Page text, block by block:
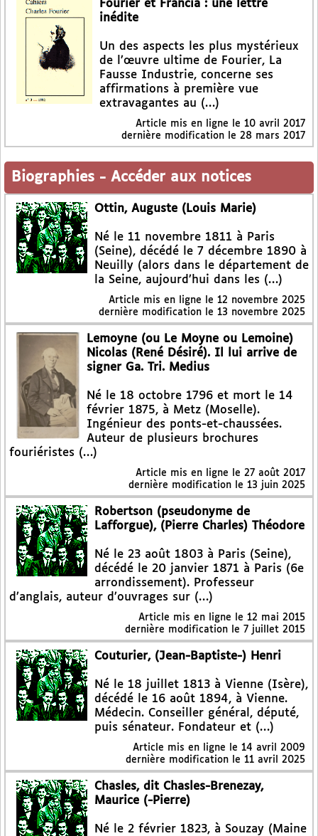
Fourier et Francia : une lettre
inédite
Un des aspects les plus mystérieux
de l’œuvre ultime de Fourier, La
Fausse Industrie, concerne ses
affirmations à première vue
extravagantes au (…)
Article mis en ligne le 10 avril 2017
dernière modification le 28 mars 2017
Biographies - Accéder aux notices
Ottin, Auguste (Louis Marie)
Né le 11 novembre 1811 à Paris
(Seine), décédé le 7 décembre 1890 à
Neuilly (alors dans le département de
la Seine, aujourd’hui dans les (…)
Article mis en ligne le 12 novembre 2025
dernière modification le 13 novembre 2025
Lemoyne (ou Le Moyne ou Lemoine)
Nicolas (René Désiré). Il lui arrive de
signer Ga. Tri. Medius
Né le 18 octobre 1796 et mort le 14
février 1875, à Metz (Moselle).
Ingénieur des ponts-et-chaussées.
Auteur de plusieurs brochures
fouriéristes (…)
Article mis en ligne le 27 août 2017
dernière modification le 13 juin 2025
Robertson (pseudonyme de
Lafforgue), (Pierre Charles) Théodore
Né le 23 août 1803 à Paris (Seine),
décédé le 20 janvier 1871 à Paris (6e
arrondissement). Professeur
d’anglais, auteur d’ouvrages sur (…)
Article mis en ligne le 12 mai 2015
dernière modification le 7 juillet 2015
Couturier, (Jean-Baptiste-) Henri
Né le 18 juillet 1813 à Vienne (Isère),
décédé le 16 août 1894, à Vienne.
Médecin. Conseiller général, député,
puis sénateur. Fondateur et (…)
Article mis en ligne le 14 avril 2009
dernière modification le 11 avril 2025
Chasles, dit Chasles-Brenezay,
Maurice (-Pierre)
Né le 2 février 1823, à Souzay (Maine